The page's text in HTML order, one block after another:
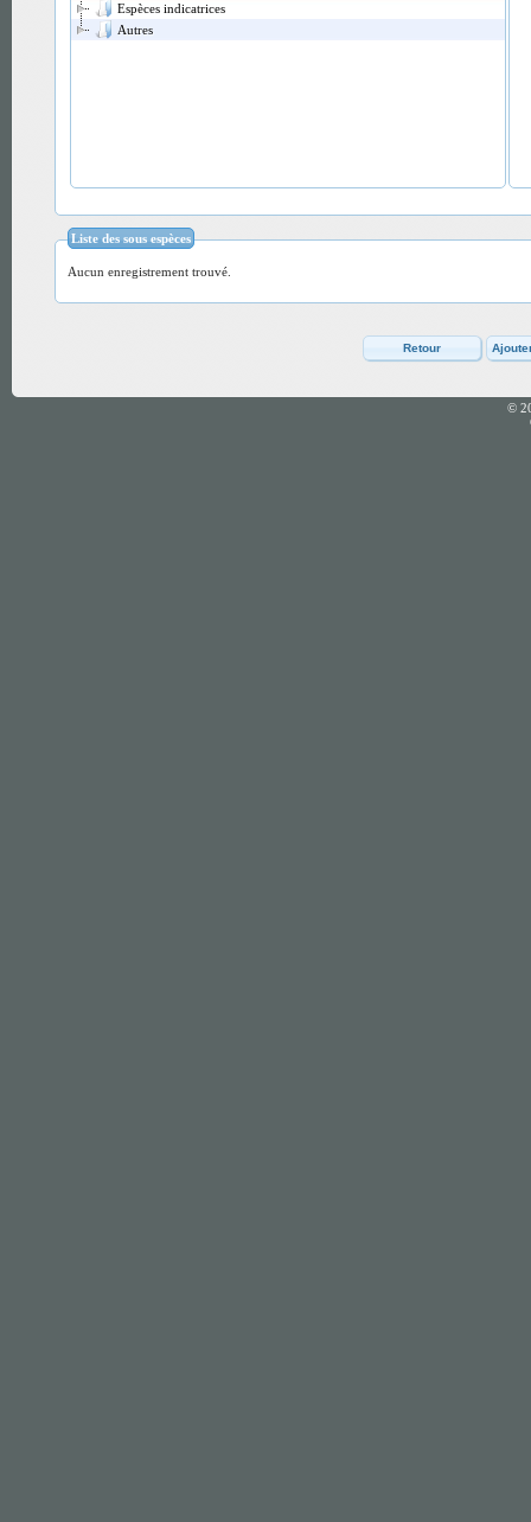
Espèces indicatrices
Autres
Liste des sous espèces
Aucun enregistrement trouvé.
©